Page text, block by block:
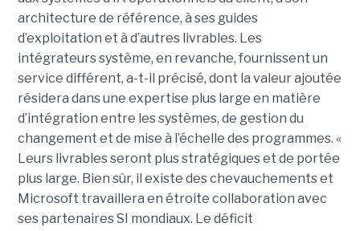
architecture de référence, à ses guides
d’exploitation et à d’autres livrables. Les
intégrateurs système, en revanche, fournissent un
service différent, a-t-il précisé, dont la valeur ajoutée
résidera dans une expertise plus large en matière
d’intégration entre les systèmes, de gestion du
changement et de mise à l’échelle des programmes. «
Leurs livrables seront plus stratégiques et de portée
plus large. Bien sûr, il existe des chevauchements et
Microsoft travaillera en étroite collaboration avec
ses partenaires SI mondiaux. Le déficit